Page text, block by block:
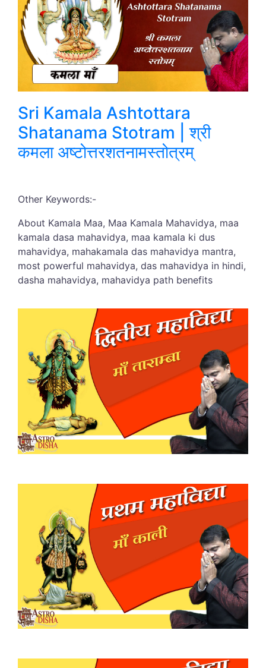
Sri Kamala Ashtottara
Shatanama Stotram | श्री
कमला अष्टोत्तरशतनामस्तोत्रम्
Other Keywords:-
About Kamala Maa, Maa Kamala Mahavidya, maa
kamala dasa mahavidya, maa kamala ki dus
mahavidya, mahakamala das mahavidya mantra,
most powerful mahavidya, das mahavidya in hindi,
dasha mahavidya, mahavidya path benefits